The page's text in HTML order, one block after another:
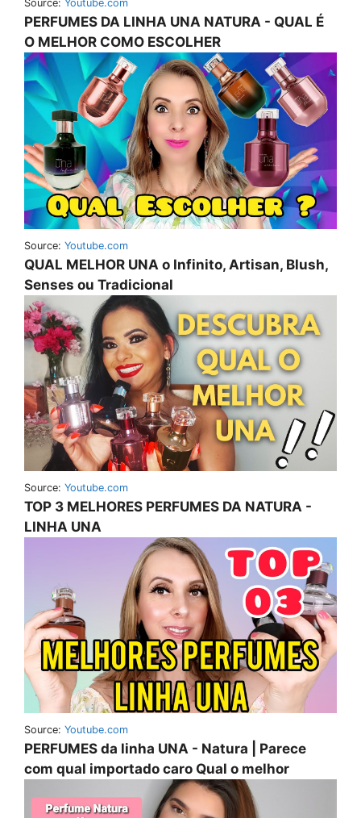
Source: Youtube.com
PERFUMES DA LINHA UNA NATURA - QUAL É
O MELHOR COMO ESCOLHER
Source: Youtube.com
QUAL MELHOR UNA o Infinito, Artisan, Blush,
Senses ou Tradicional
Source: Youtube.com
TOP 3 MELHORES PERFUMES DA NATURA -
LINHA UNA
Source: Youtube.com
PERFUMES da linha UNA - Natura | Parece
com qual importado caro Qual o melhor